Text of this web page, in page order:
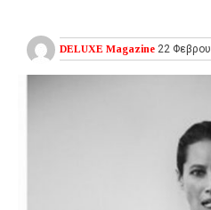
DELUXE Magazine 22